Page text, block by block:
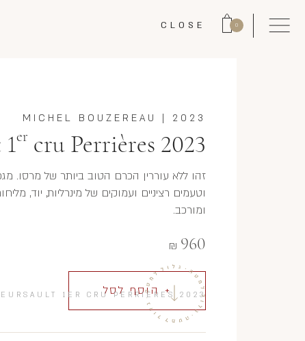
0
CLOSE
1ER CRU PERRIÈRES 2023
2023
|
MICHEL BOUZEREAU
er cru Perrières 2023
וטעמים רציניים ועמוקים של מינרליות, יוד,
ומורכב.
960
₪
+ הוסף לסל